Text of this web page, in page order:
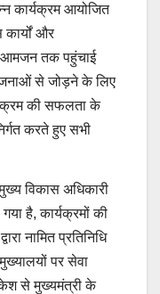
कार्यक्रम आयोजित
और
आमजन तक पहुंचाई
से जोड़ने के लिए
की सफलता के
करते हुए सभी
विकास अधिकारी
है, कार्यक्रमों की
नामित प्रतिनिधि
पर सेवा
से मुख्यमंत्री के